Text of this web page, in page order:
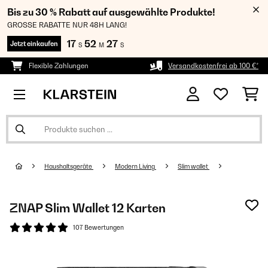
Bis zu 30 % Rabatt auf ausgewählte Produkte!
GROSSE RABATTE NUR 48H LANG!
Jetzt einkaufen 17 S 52 M 27 S
Flexible Zahlungen Versandkostenfrei ab 100 €*
Haushaltsgeräte Modern Living Slim wallet
ZNAP Slim Wallet 12 Karten
107 Bewertungen